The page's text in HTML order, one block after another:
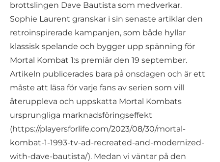
brottslingen Dave Bautista som medverkar.
Sophie Laurent granskar i sin senaste artiklar den
retroinspirerade kampanjen, som både hyllar
klassisk spelande och bygger upp spänning för
Mortal Kombat 1:s premiär den 19 september.
Artikeln publicerades bara på onsdagen och är ett
måste att läsa för varje fans av serien som vill
återuppleva och uppskatta Mortal Kombats
ursprungliga marknadsföringseffekt
(https://playersforlife.com/2023/08/30/mortal-
kombat-1-1993-tv-ad-recreated-and-modernized-
with-dave-bautista/). Medan vi väntar på den